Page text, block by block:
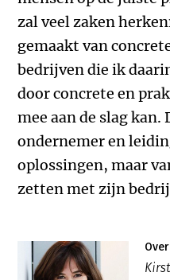
zal veel zaken
gemaakt van
bedrijven die ik
door concrete en
mee aan de slag kan.
ondernemer en
oplossingen, maar
zetten met zijn